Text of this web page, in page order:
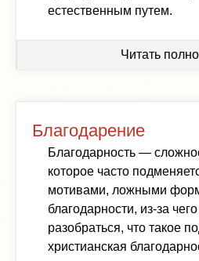
естественным путем.
Читать
Благодарение
Благодарность —
которое часто
мотивами, ложными
благодарности, из-за
разобраться, что такое
христианская